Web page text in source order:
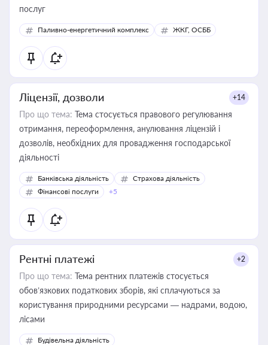
послуг
Паливно-енергетичний комплекс ЖКГ, ОСББ
Ліцензії, дозволи +14
Про що тема: Тема стосується правового регулювання
отримання, переоформлення, анулювання ліцензій і
дозволів, необхідних для провадження господарської
діяльності
Банківська діяльність
Страхова діяльність
Фінансові послуги
+5
Рентні платежі +2
Про що тема: Тема рентних платежів стосується
обов’язкових податкових зборів, які сплачуються за
користування природними ресурсами — надрами, водою,
лісами
Будівельна діяльність